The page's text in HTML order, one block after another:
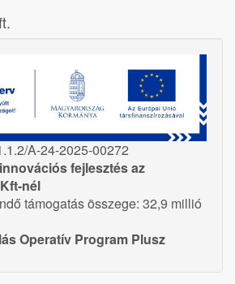
A-24-2025-00272
fejlesztés az
nél
támogatás összege: 32,9 millió
Operatív Program Plusz